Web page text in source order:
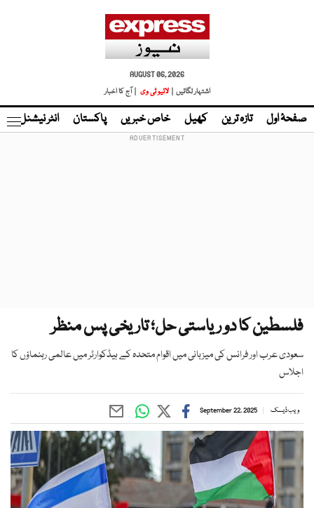
AUGUST 06, 2026
اشتہار لگائیں |
لائیو ٹی وی | آج کا اخبار
صفحۂ اول تازہ ترین کھیل خاص خبریں پاکستان انٹر نیشنل
فلسطین کا دو ریاستی حل؛ تاریخی پس منظر
سعودی عرب اور فرانس کی میزبانی میں اقوام متحدہ کے ہیڈکوارٹر میں عالمی رہنماؤں کا
اجلاس
ویب ڈیسک September 22, 2025